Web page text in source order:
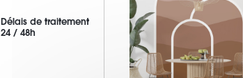
Délais de traitement
24 / 48h